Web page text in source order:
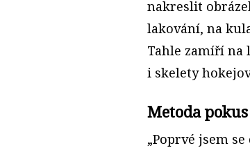
nakreslit
lakování, na
Tahle zamíří na
i skelety
Metoda
„Poprvé jsem